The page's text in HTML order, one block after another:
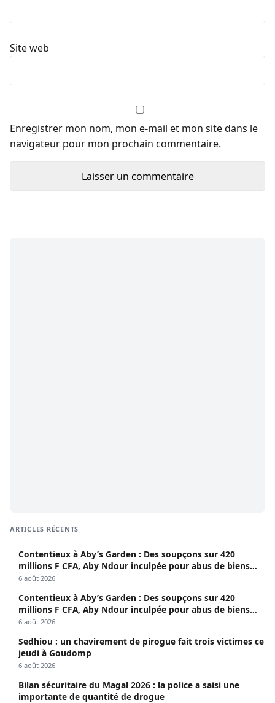
Site web
Enregistrer mon nom, mon e-mail et mon site dans le
navigateur pour mon prochain commentaire.
ARTICLES RÉCENTS
Contentieux à Aby’s Garden : Des soupçons sur 420
millions F CFA, Aby Ndour inculpée pour abus de biens
sociaux
6 août 2026
Contentieux à Aby’s Garden : Des soupçons sur 420
millions F CFA, Aby Ndour inculpée pour abus de biens
sociaux
6 août 2026
Sedhiou : un chavirement de pirogue fait trois victimes ce
jeudi à Goudomp
6 août 2026
Bilan sécuritaire du Magal 2026 : la police a saisi une
importante de quantité de drogue